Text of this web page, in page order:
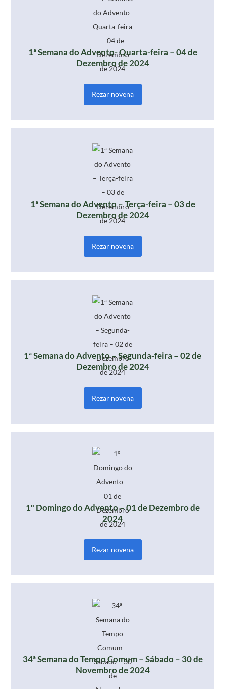
1ª Semana do Advento- Quarta-feira – 04 de
Dezembro de 2024
Rezar novena
1ª Semana do Advento – Terça-feira – 03 de
Dezembro de 2024
Rezar novena
1ª Semana do Advento – Segunda-feira – 02 de
Dezembro de 2024
Rezar novena
1º Domingo do Advento – 01 de Dezembro de
2024
Rezar novena
34ª Semana do Tempo Comum – Sábado – 30 de
Novembro de 2024